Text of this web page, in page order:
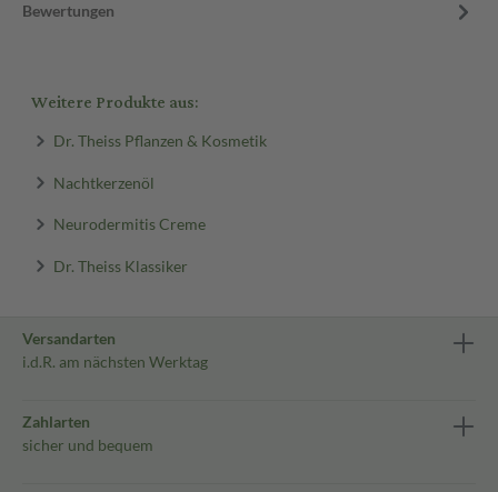
Bewertungen
Weitere Produkte aus:
Dr. Theiss Pflanzen & Kosmetik
Nachtkerzenöl
Neurodermitis Creme
Dr. Theiss Klassiker
Versandarten
i.d.R. am nächsten Werktag
Zahlarten
sicher und bequem